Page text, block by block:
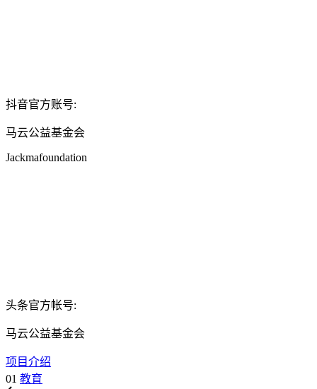
抖音官方账号:
马云公益基金会
Jackmafoundation
头条官方帐号:
马云公益基金会
项目介绍
01 教育